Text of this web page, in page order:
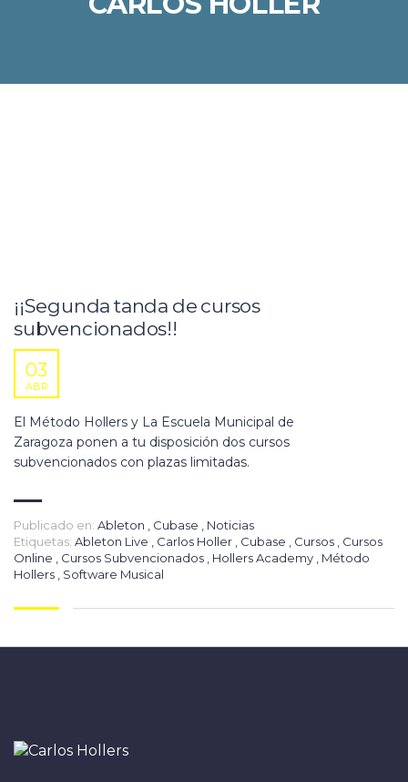
¡¡Segunda tanda de cursos
subvencionados!!
03
ABR
El Método Hollers y La Escuela Municipal de
Zaragoza ponen a tu disposición dos cursos
subvencionados con plazas limitadas.
Publicado en: Ableton Cubase
Noticias
Etiquetas: Ableton Live Carlos Holler Cubase Cursos
Cursos
Online
Cursos Subvencionados Hollers Academy
Método
Hollers
Software Musical